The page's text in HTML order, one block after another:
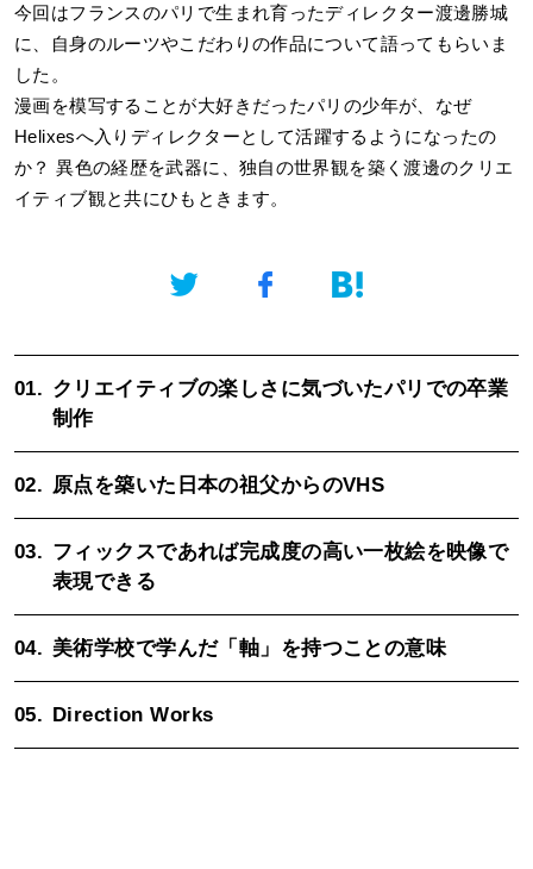
今回はフランスのパリで生まれ育ったディレクター渡邊勝城
に、自身のルーツやこだわりの作品について語ってもらいま
した。
漫画を模写することが大好きだったパリの少年が、なぜ
Helixesへ入りディレクターとして活躍するようになったの
か？ 異色の経歴を武器に、独自の世界観を築く渡邊のクリエ
イティブ観と共にひもときます。
01. クリエイティブの楽しさに気づいたパリでの卒業
制作
02. 原点を築いた日本の祖父からのVHS
03. フィックスであれば完成度の高い一枚絵を映像で
表現できる
04. 美術学校で学んだ「軸」を持つことの意味
05. Direction Works